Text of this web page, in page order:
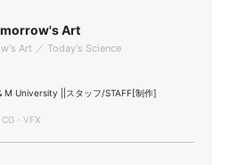
Art
Art ／ Today's Science
M University ||スタッフ/STAFF[制作]
・VFX